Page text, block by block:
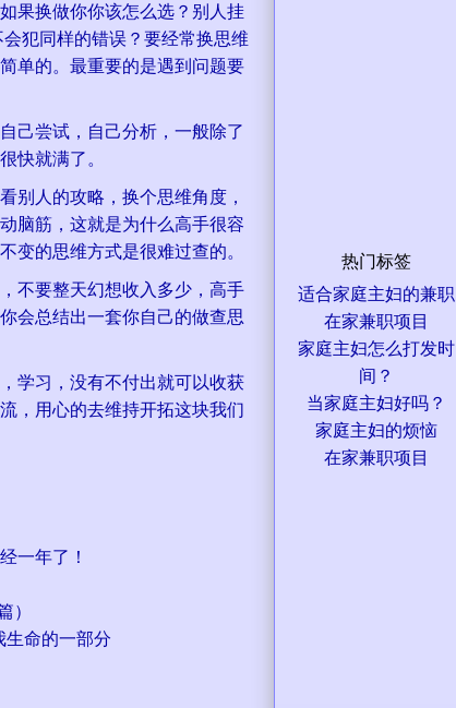
果换做你你该怎么选？别人挂
犯同样的错误？要经常换思维
单的。最重要的是遇到问题要
尝试，自己分析，一般除了
快就满了。
人的攻略，换个思维角度，
脑筋，这就是为什么高手很容
变的思维方式是很难过查的。
不要整天幻想收入多少，高手
会总结出一套你自己的做查思
学习，没有不付出就可以收获
，用心的去维持开拓这块我们
一年了！
）
生命的一部分
热门标签
适合家庭主妇的兼职
在家兼职项目
家庭主妇怎么打发时
间？
当家庭主妇好吗？
家庭主妇的烦恼
在家兼职项目